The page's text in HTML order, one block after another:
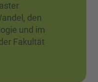
den
und im
Fakultät